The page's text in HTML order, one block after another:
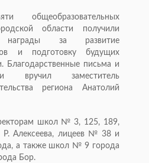
общеобразовательных
области получили
награды за развитие
и подготовку будущих
Благодарственные письма и
вручил заместитель
региона Анатолий
школ № 3, 125, 189,
Алексеева, лицеев № 38 и
а также школ № 9 города
Бор.